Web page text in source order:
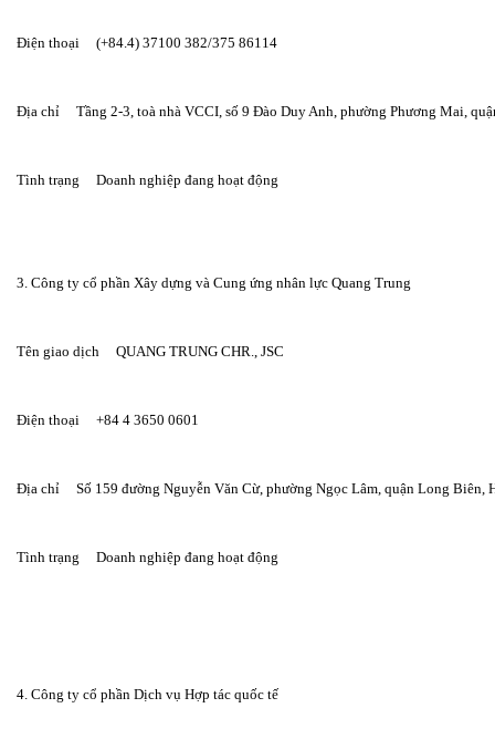
Điện thoại     (+84.4) 37100 382/375 86114
Địa chỉ     Tầng 2-3, toà nhà VCCI, số 9 Đào Duy Anh, phường Phương Mai,
Tình trạng     Doanh nghiệp đang hoạt động
3. Công ty cổ phần Xây dựng và Cung ứng nhân lực Quang Trung
Tên giao dịch     QUANG TRUNG CHR., JSC
Điện thoại     +84 4 3650 0601
Địa chỉ     Số 159 đường Nguyễn Văn Cừ, phường Ngọc Lâm, quận Long Biên,
Tình trạng     Doanh nghiệp đang hoạt động
4. Công ty cổ phần Dịch vụ Hợp tác quốc tế